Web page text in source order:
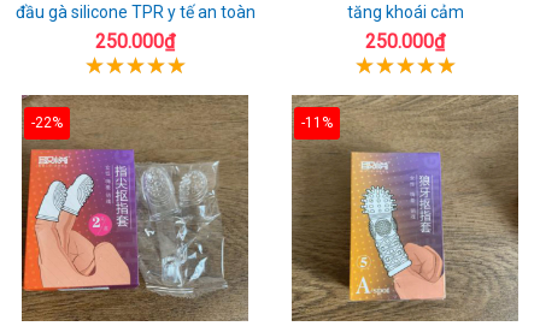
đầu gà silicone TPR y tế an toàn
250.000₫
tăng khoái cảm
250.000₫
-22% -11%